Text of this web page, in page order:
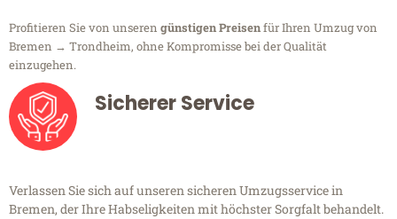
Profitieren Sie von unseren günstigen Preisenfür Ihren Umzug von
Bremen → Trondheim, ohne Kompromisse bei der Qualität
einzugehen.
Sicherer Service
Verlassen Sie sich auf unseren sicheren Umzugsservice in
Bremen, der Ihre Habseligkeiten mit höchster Sorgfalt behandelt.